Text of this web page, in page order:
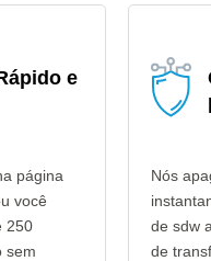
e
página
você
250
sem
Nós
de sdw
de